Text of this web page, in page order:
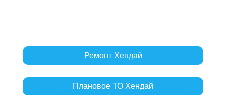
Ремонт Хендай
Плановое ТО Хендай